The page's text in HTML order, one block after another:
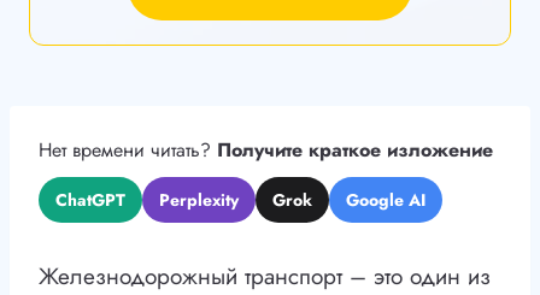
Нет времени читать? Получите краткое изложение
ChatGPT Perplexity Grok Google AI
Железнодорожный транспорт – это один из